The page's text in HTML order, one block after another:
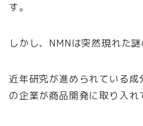
す。
しかし、NMNは突然現れた
近年研究が進められている成
の企業が商品開発に取り入れ